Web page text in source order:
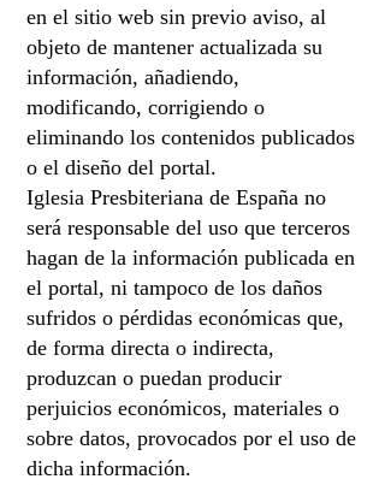
en el sitio web sin previo aviso, al
objeto de mantener actualizada su
información, añadiendo,
modificando, corrigiendo o
eliminando los contenidos publicados
o el diseño del portal.
Iglesia Presbiteriana de España no
será responsable del uso que terceros
hagan de la información publicada en
el portal, ni tampoco de los daños
sufridos o pérdidas económicas que,
de forma directa o indirecta,
produzcan o puedan producir
perjuicios económicos, materiales o
sobre datos, provocados por el uso de
dicha información.